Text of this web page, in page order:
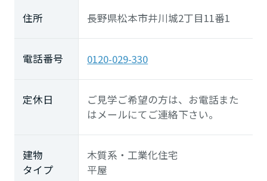
住所 長野県松本市井川城2丁目11番1
電話番号 0120-029-330
定休日
ご見学ご希望の方は、お電話また
はメールにてご連絡下さい。
建物
タイプ
木質系・工業化住宅
平屋